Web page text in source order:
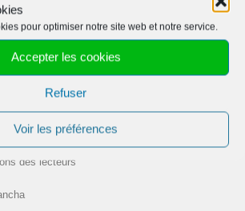
pour optimiser notre site web et notre service.
Accepter les cookies
Refuser
Voir les préférences
des lecteurs